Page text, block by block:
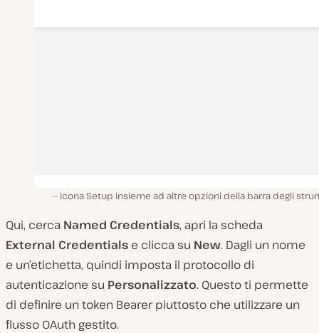
Icona Setup insieme ad altre opzioni della barra degli
Qui, cerca Named Credentials, apri la scheda
External Credentials e clicca su New. Dagli un nome
e un’etichetta, quindi imposta il protocollo di
autenticazione su Personalizzato. Questo ti permette
di definire un token Bearer piuttosto che utilizzare un
flusso OAuth gestito.